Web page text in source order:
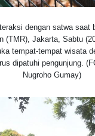
dengan satwa saat
(TMR), Jakarta, Sabtu
tempat-tempat wisata
dipatuhi pengunjung.
Nugroho Gumay)